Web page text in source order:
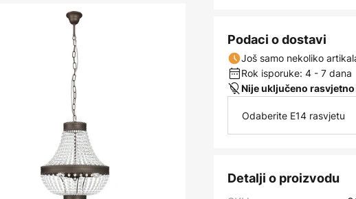
Podaci o dostavi
Još samo nekoliko
Rok isporuke: 4 - 7 dana
Nije uključeno
Odaberite E14 rasvjetu
Detalji o proizvodu